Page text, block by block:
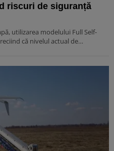
riscuri de siguranță
utilizarea modelului Full Self-
că nivelul actual de…